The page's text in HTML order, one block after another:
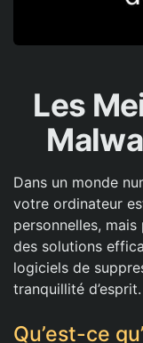
Les
Dans un monde
votre ordinateur
personnelles,
des solutions
logiciels de
tranquillité d’esprit.
Qu’est-ce